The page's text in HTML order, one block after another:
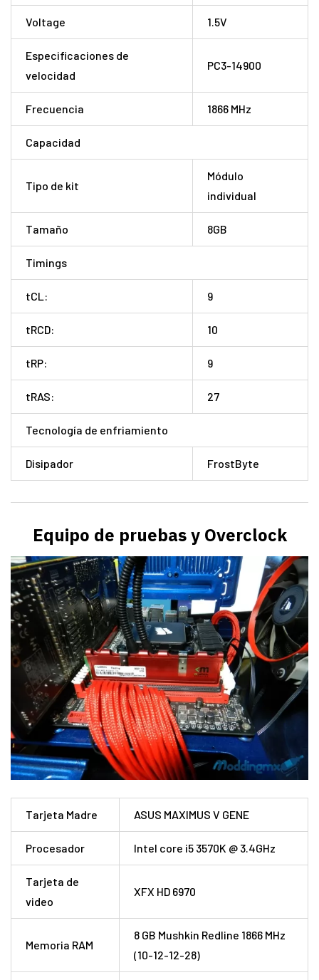
Voltage 1.5V
Especificaciones de
velocidad
PC3-14900
Frecuencia 1866 MHz
Capacidad
Tipo de kit
Módulo
individual
Tamaño 8GB
Timings
tCL: 9
tRCD: 10
tRP: 9
tRAS: 27
Tecnología de enfriamiento
Disipador FrostByte
Equipo de pruebas y Overclock
Tarjeta Madre ASUS MAXIMUS V GENE
Procesador Intel core i5 3570K @ 3.4GHz
Tarjeta de
video
XFX HD 6970
Memoria RAM
8 GB Mushkin Redline 1866 MHz
(10-12-12-28)